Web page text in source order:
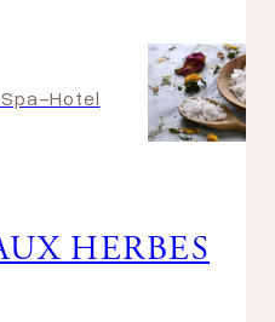
Hotel
HERBES